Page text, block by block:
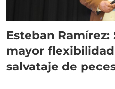
Esteban
mayor
salvataje de